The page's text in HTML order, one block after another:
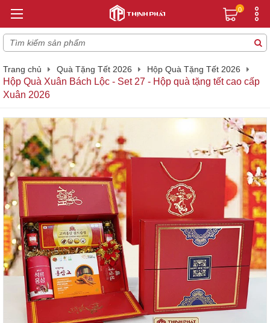
0
Trang chủ Quà Tặng Tết 2026 Hộp Quà Tặng Tết 2026
Hộp Quà Xuân Bách Lộc - Set 27 - Hộp quà tặng tết cao cấp
Xuân 2026